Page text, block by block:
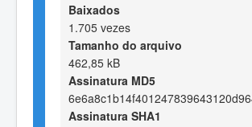
Baixados
1.705 vezes
Tamanho do arquivo
462,85 kB
Assinatura MD5
Assinatura SHA1